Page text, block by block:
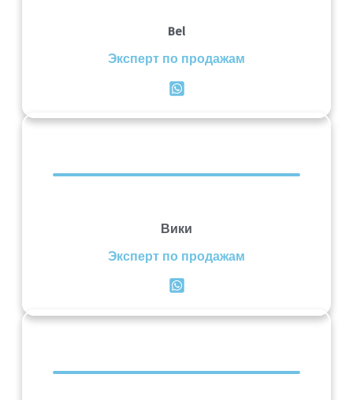
Bel
Эксперт по продажам
Вики
Эксперт по продажам